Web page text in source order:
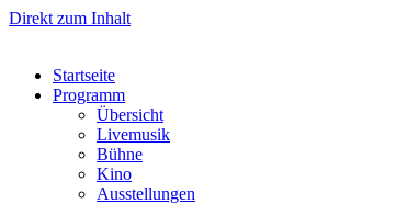
Direkt zum Inhalt
Startseite
Programm
Übersicht
Livemusik
Bühne
Kino
Ausstellungen